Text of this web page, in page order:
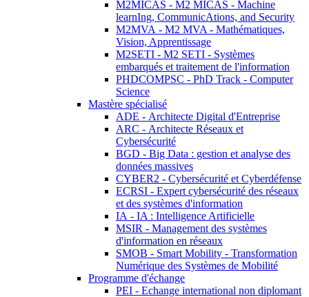
M2MICAS - M2 MICAS - Machine
learnIng, CommunicAtions, and Security
M2MVA - M2 MVA - Mathématiques,
Vision, Apprentissage
M2SETI - M2 SETI - Systèmes
embarqués et traitement de l'information
PHDCOMPSC - PhD Track - Computer
Science
Mastère spécialisé
ADE - Architecte Digital d'Entreprise
ARC - Architecte Réseaux et
Cybersécurité
BGD - Big Data : gestion et analyse des
données massives
CYBER2 - Cybersécurité et Cyberdéfense
ECRSI - Expert cybersécurité des réseaux
et des systèmes d'information
IA - IA : Intelligence Artificielle
MSIR - Management des systèmes
d'information en réseaux
SMOB - Smart Mobility - Transformation
Numérique des Systèmes de Mobilité
Programme d'échange
PEI - Echange international non diplomant